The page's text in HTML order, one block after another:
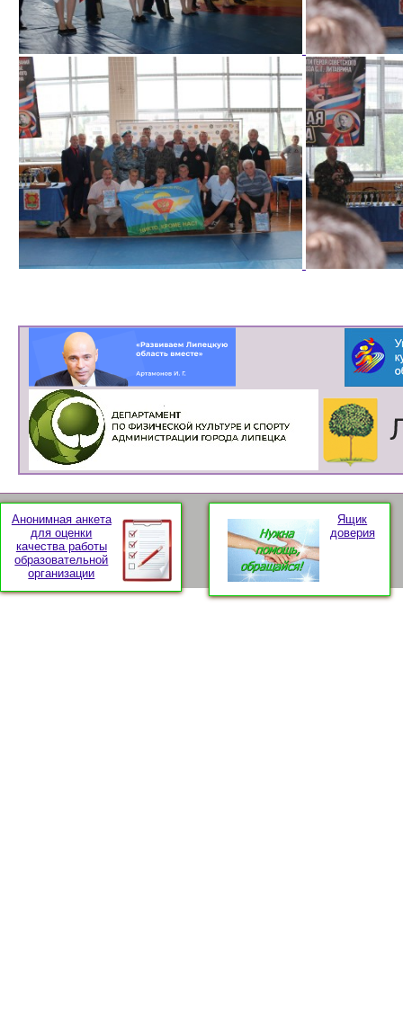
Анонимная анкета
для оценки
качества работы
образовательной
организации
Ящик
доверия